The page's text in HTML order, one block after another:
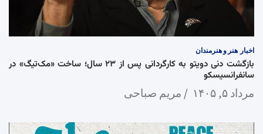
اخبار هنر و هنرمندان
بازگشت دنی دویتو به کارگردانی پس از ۲۳ سال؛ ساخت «مک‌تیگ» در
سانفرانسیسکو
مرداد ۵, ۱۴۰۵ مریم صباحی